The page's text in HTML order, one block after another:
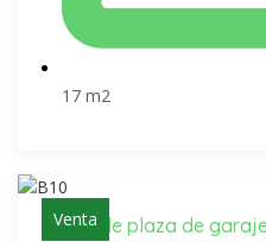
17 m2
Venta
Venta de plaza de